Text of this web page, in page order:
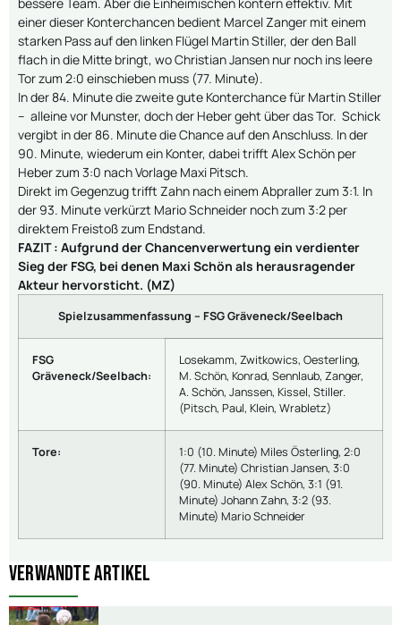
einer dieser Konterchancen bedient Marcel Zanger mit einem
starken Pass auf den linken Flügel Martin Stiller, der den Ball
flach in die Mitte bringt, wo Christian Jansen nur noch ins leere
Tor zum 2:0 einschieben muss (77. Minute).
In der 84. Minute die zweite gute Konterchance für Martin Stiller
– alleine vor Munster, doch der Heber geht über das Tor. Schick
vergibt in der 86. Minute die Chance auf den Anschluss. In der
90. Minute, wiederum ein Konter, dabei trifft Alex Schön per
Heber zum 3:0 nach Vorlage Maxi Pitsch.
Direkt im Gegenzug trifft Zahn nach einem Abpraller zum 3:1. In
der 93. Minute verkürzt Mario Schneider noch zum 3:2 per
direktem Freistoß zum Endstand.
FAZIT : Aufgrund der Chancenverwertung ein verdienter
Sieg der FSG, bei denen Maxi Schön als herausragender
Akteur hervorsticht. (MZ)
Spielzusammenfassung – FSG Gräveneck/Seelbach
FSG
Gräveneck/Seelbach:
Losekamm, Zwitkowics, Oesterling,
M. Schön, Konrad, Sennlaub, Zanger,
A. Schön, Janssen, Kissel, Stiller.
(Pitsch, Paul, Klein, Wrabletz)
Tore:
1:0 (10. Minute) Miles Österling, 2:0
(77. Minute) Christian Jansen, 3:0
(90. Minute) Alex Schön, 3:1 (91.
Minute) Johann Zahn, 3:2 (93.
Minute) Mario Schneider
Verwandte Artikel